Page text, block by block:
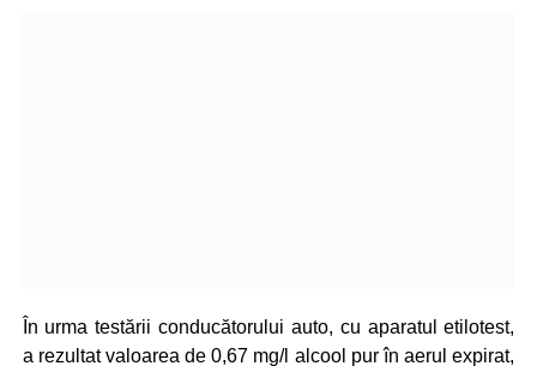
În urma testării conducătorului auto, cu aparatul etilotest,
a rezultat valoarea de 0,67 mg/l alcool pur în aerul expirat,